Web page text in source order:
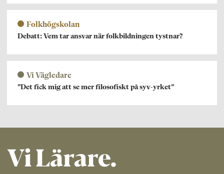
Folkhögskolan
Debatt: Vem tar ansvar när folkbildningen tystnar?
Vi Vägledare
”Det fick mig att se mer filosofiskt på syv-yrket”